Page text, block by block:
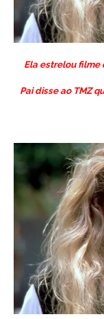
Ela estrelou filme
Pai disse ao TMZ